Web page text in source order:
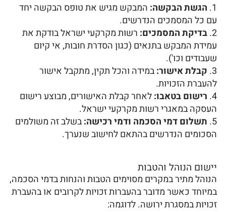
הגשת הבקשה: המבקש מגיש את טופס הבקשה יחד
עם כל המסמכים הנדרשים.
בדיקת המסמכים: רשות מקרקעי ישראל בודקת את
עמידת המבקש בתנאים (כגון הסדרת חובות, אי קיום
שעבודים וכו').
קבלת אישור:במידה והכל תקין, מתקבל אישור
להעברת הזכויות.
רישום בטאבו:לאחר קבלת האישורים, מבוצע רישום
העסקה במאגרי רשות מקרקעי ישראל.
תשלום דמי הסכמה ודמי רכישה:בשלב זה משולמים
הסכומים הנדרשים בהתאם לחישוב שנערך.
יישום הנוהל והטבות
הנוהל מתיר במקרים מסוימים הטבות והנחות בדמי הסכמה,
במיוחד כאשר מדובר בהעברות זכויות לקרובים או בהעברת
זכויות במסגרת ירושה. לדוגמה: